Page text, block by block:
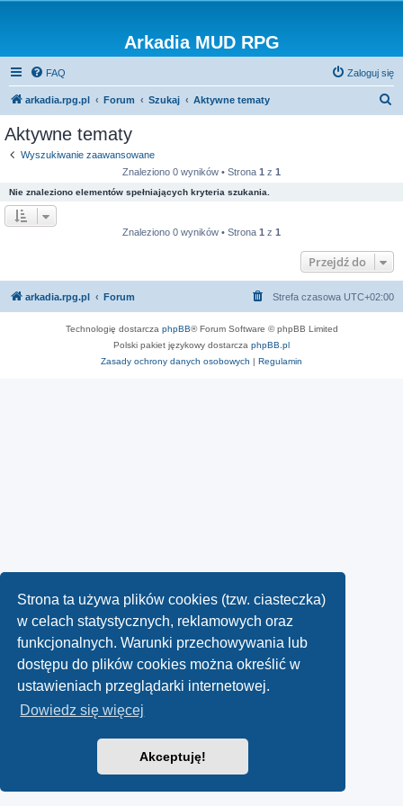
Strona ta używa plików cookies (tzw. ciasteczka)
w celach statystycznych, reklamowych oraz
funkcjonalnych. Warunki przechowywania lub
dostępu do plików cookies można określić w
ustawieniach przeglądarki internetowej.
Dowiedz się więcej
Akceptuję!
Arkadia MUD RPG
FAQ Zaloguj się
arkadia.rpg.pl Forum Szukaj Aktywne tematy
Aktywne tematy
Wyszukiwanie zaawansowane
Znaleziono 0 wyników • Strona 1 z 1
Nie znaleziono elementów spełniających kryteria szukania.
Znaleziono 0 wyników • Strona 1 z 1
Przejdź do
arkadia.rpg.pl Forum Strefa czasowa UTC+02:00
Technologię dostarcza phpBB® Forum Software © phpBB Limited
Polski pakiet językowy dostarcza phpBB.pl
Zasady ochrony danych osobowych | Regulamin